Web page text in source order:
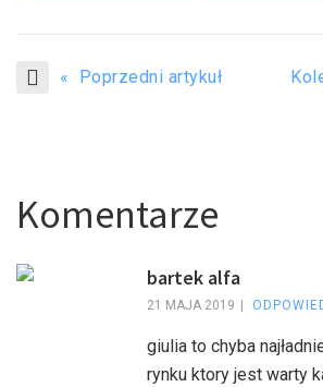
« Poprzedni artykuł
Komentarze
bartek alfa
21 MAJA 2019
giulia to chyba
rynku ktory jest warty